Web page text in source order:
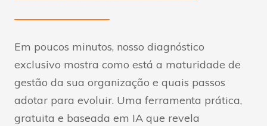
Em poucos minutos, nosso diagnóstico
exclusivo mostra como está a maturidade de
gestão da sua organização e quais passos
adotar para evoluir. Uma ferramenta prática,
gratuita e baseada em IA que revela